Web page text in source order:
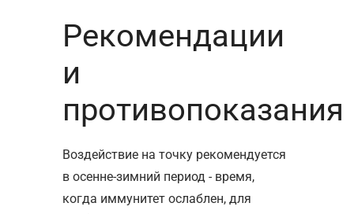
Рекомендации
и
противопоказания
Воздействие на точку рекомендуется
в осенне-зимний период - время,
когда иммунитет ослаблен, для